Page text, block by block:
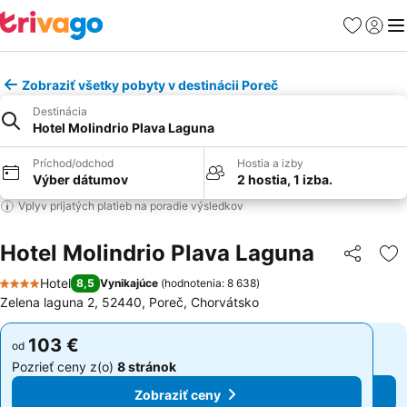
Obľúbené
Zobraziť všetky pobyty v destinácii Poreč
Destinácia
Hotel Molindrio Plava Laguna
Príchod/odchod
Výber dátumov
Hostia a izby
2 hostia, 1 izba.
Vplyv prijatých platieb na poradie výsledkov
Hotel Molindrio Plava Laguna Zdieľať
4 Počet hviezdičiek
Hotel 8,5 Vynikajúce (hodnotenia: 8 638)
Zelena laguna 2, 52440, Poreč, Chorvátsko
od 103 €
Pozrieť ceny z(o) 8 stránok
Zobraziť ceny
od 103 €
Pozrieť ceny z(o) 8 stránok
Zobraziť ceny